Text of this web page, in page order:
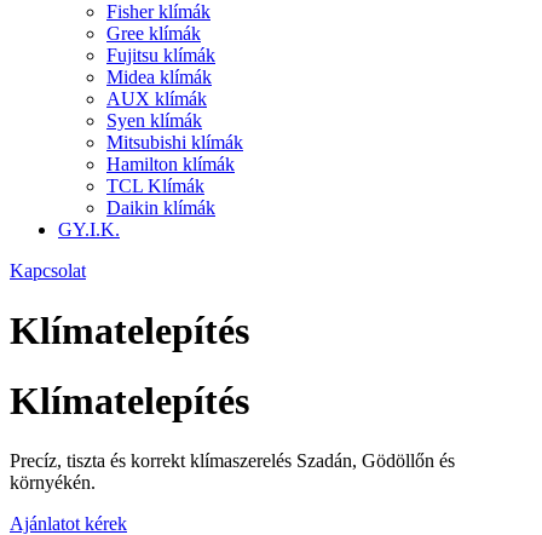
Fisher klímák
Gree klímák
Fujitsu klímák
Midea klímák
AUX klímák
Syen klímák
Mitsubishi klímák
Hamilton klímák
TCL Klímák
Daikin klímák
GY.I.K.
Kapcsolat
Klímatelepítés
Klímatelepítés
Precíz, tiszta és korrekt klímaszerelés Szadán, Gödöllőn és
környékén.
Ajánlatot kérek